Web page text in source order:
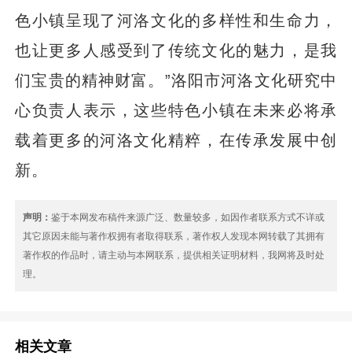
色小镇呈现了河洛文化的多样性和生命力，
也让更多人感受到了传统文化的魅力，是我
们宝贵的精神财富。”洛阳市河洛文化研究中
心负责人表示，这些特色小镇在未来必将承
载着更多的河洛文化精粹，在传承发展中创
新。
声明：鉴于本网发布稿件来源广泛、数量较多，如因作者联系方式不详或
其它原因未能与著作权拥有者取得联系，著作权人发现本网转载了其拥有
著作权的作品时，请主动与本网联系，提供相关证明材料，我网将及时处
理。
相关文章